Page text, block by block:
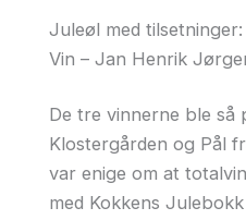
Juleøl med
Vin – Jan Henrik
De tre vinnerne ble
Klostergården og Pål
var enige om at
med Kokkens Julebokk